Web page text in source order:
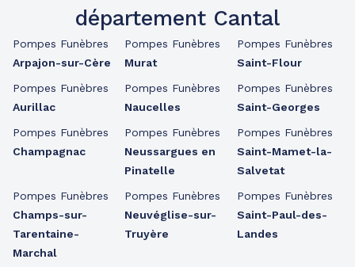
département Cantal
Pompes Funèbres
Arpajon-sur-Cère
Pompes Funèbres
Aurillac
Pompes Funèbres
Champagnac
Pompes Funèbres
Champs-sur-
Tarentaine-
Marchal
Pompes Funèbres
Murat
Pompes Funèbres
Naucelles
Pompes Funèbres
Neussargues en
Pinatelle
Pompes Funèbres
Neuvéglise-sur-
Truyère
Pompes Funèbres
Saint-Flour
Pompes Funèbres
Saint-Georges
Pompes Funèbres
Saint-Mamet-la-
Salvetat
Pompes Funèbres
Saint-Paul-des-
Landes